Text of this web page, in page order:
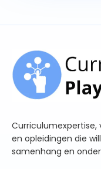
Curriculumexpertise,
en opleidingen die
samenhang en